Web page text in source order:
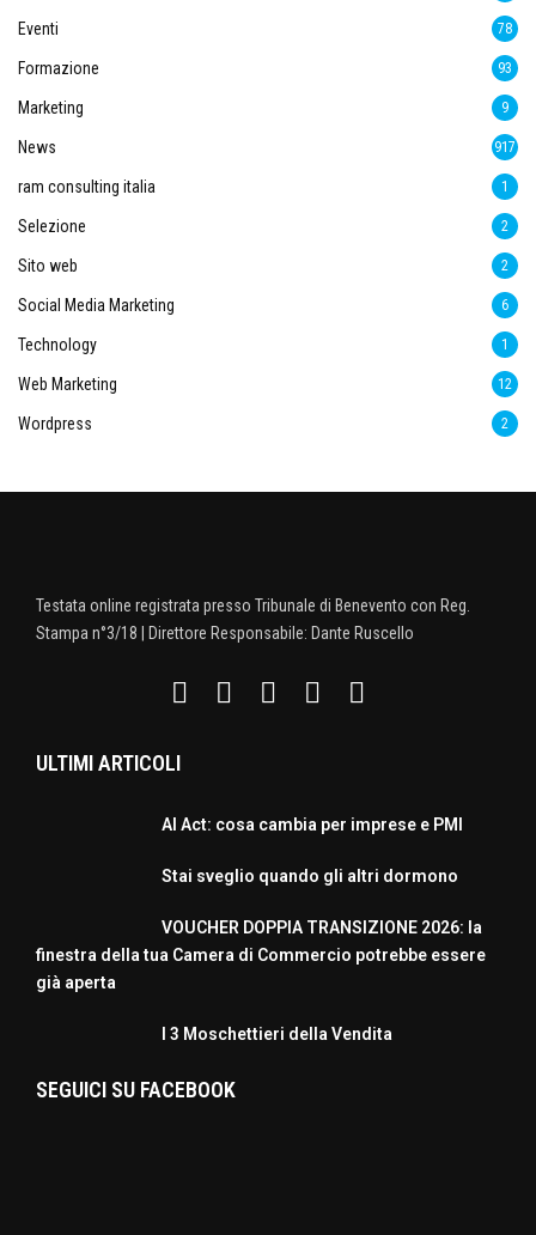
Eventi 78
Formazione 93
Marketing 9
News 917
ram consulting italia 1
Selezione 2
Sito web 2
Social Media Marketing 6
Technology 1
Web Marketing 12
Wordpress 2
Testata online registrata presso Tribunale di Benevento con Reg.
Stampa n°3/18 | Direttore Responsabile: Dante Ruscello
ULTIMI ARTICOLI
AI Act: cosa cambia per imprese e PMI
Stai sveglio quando gli altri dormono
VOUCHER DOPPIA TRANSIZIONE 2026: la
finestra della tua Camera di Commercio potrebbe essere
già aperta
I 3 Moschettieri della Vendita
SEGUICI SU FACEBOOK